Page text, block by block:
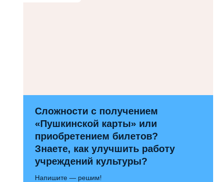
Сложности с получением
«Пушкинской карты» или
приобретением билетов?
Знаете, как улучшить работу
учреждений культуры?
Напишите — решим!